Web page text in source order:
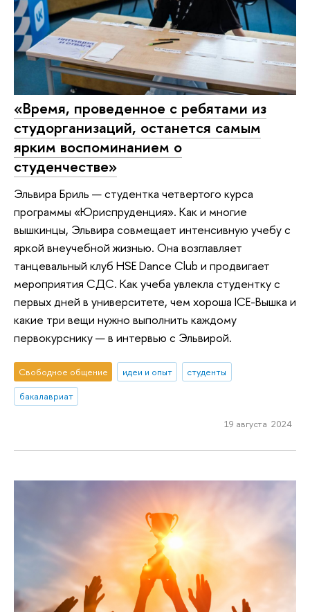
«Время, проведенное с ребятами из
студорганизаций, останется самым
ярким воспоминанием о
студенчестве»
Эльвира Бриль — студентка четвертого курса
программы «Юриспруденция». Как и многие
вышкинцы, Эльвира совмещает интенсивную учебу с
яркой внеучебной жизнью. Она возглавляет
танцевальный клуб HSE Dance Club и продвигает
мероприятия СДС. Как учеба увлекла студентку с
первых дней в университете, чем хороша ICE-Вышка и
какие три вещи нужно выполнить каждому
первокурснику — в интервью с Эльвирой.
Свободное общение идеи и опыт
студенты
бакалавриат
19 августа 2024